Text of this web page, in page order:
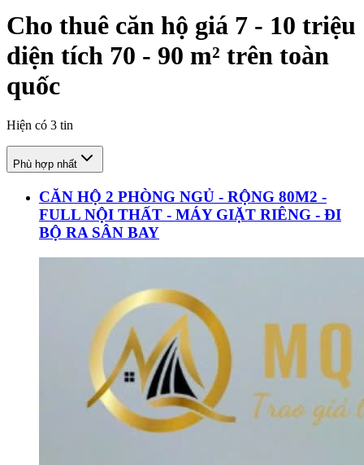
Cho thuê căn hộ giá 7 - 10 triệu
diện tích 70 - 90 m² trên toàn
quốc
Hiện có 3 tin
Phù hợp nhất
CĂN HỘ 2 PHÒNG NGỦ - RỘNG 80M2 -
FULL NỘI THẤT - MÁY GIẶT RIÊNG - ĐI
BỘ RA SÂN BAY